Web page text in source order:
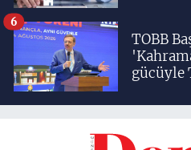
TOBB
gücüyle
birisidir'
6